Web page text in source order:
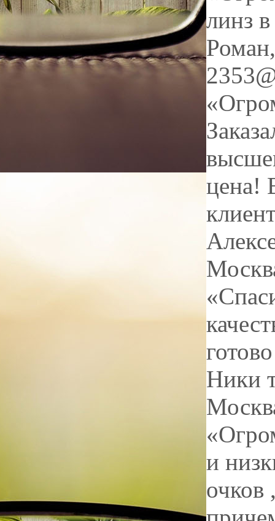
линз
Роман,
цена!
Ники
и
очков